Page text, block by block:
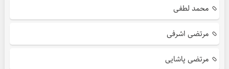
محمد لطفی
مرتضی اشرفی
مرتضی پاشایی